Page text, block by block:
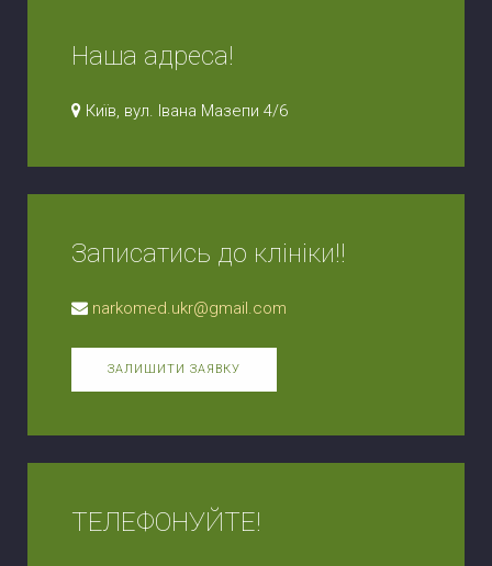
Наша адреса!
Київ, вул. Івана Мазепи 4/6
Записатись до клініки!!
narkomed.ukr@gmail.com
ЗАЛИШИТИ ЗАЯВКУ
ТЕЛЕФОНУЙТЕ!